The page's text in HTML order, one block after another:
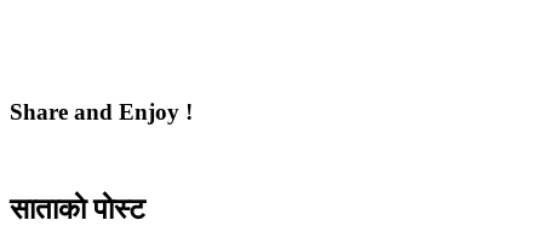
Share and Enjoy !
साताकाे पाेस्ट